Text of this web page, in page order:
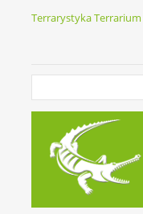
Terrarystyka Terrarium